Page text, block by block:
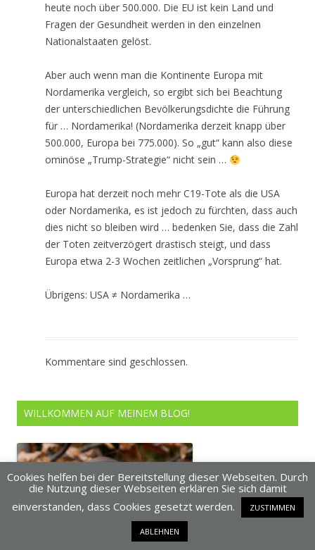
heute noch über 500.000. Die EU ist kein Land und
Fragen der Gesundheit werden in den einzelnen
Nationalstaaten gelöst.
Aber auch wenn man die Kontinente Europa mit
Nordamerika vergleich, so ergibt sich bei Beachtung
der unterschiedlichen Bevölkerungsdichte die Führung
für … Nordamerika! (Nordamerika derzeit knapp über
500.000, Europa bei 775.000). So „gut“ kann also diese
ominöse „Trump-Strategie“ nicht sein …
Europa hat derzeit noch mehr C19-Tote als die USA
oder Nordamerika, es ist jedoch zu fürchten, dass auch
dies nicht so bleiben wird … bedenken Sie, dass die Zahl
der Toten zeitverzögert drastisch steigt, und dass
Europa etwa 2-3 Wochen zeitlichen „Vorsprung“ hat.
Übrigens: USA ≠ Nordamerika …
Kommentare sind geschlossen.
WILLKOMMEN AUF MEINEM BLOG!
Cookies helfen bei der Bereitstellung dieser Webseiten. Durch
die Nutzung dieser Webseiten erklären Sie sich damit
einverstanden, dass Cookies gesetzt werden.
ZUSTIMMEN
ABLEHNEN